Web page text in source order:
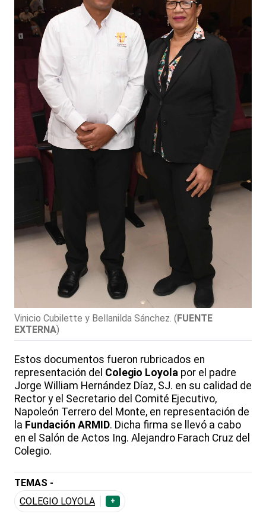
Vinicio Cubilette y Bellanilda Sánchez. (FUENTE
EXTERNA)
Estos documentos fueron rubricados en
representación del Colegio Loyola por el padre
Jorge William Hernández Díaz, SJ. en su calidad de
Rector y el Secretario del Comité Ejecutivo,
Napoleón Terrero del Monte, en representación de
la Fundación ARMID. Dicha firma se llevó a cabo
en el Salón de Actos Ing. Alejandro Farach Cruz del
Colegio.
TEMAS -
COLEGIO LOYOLA
+